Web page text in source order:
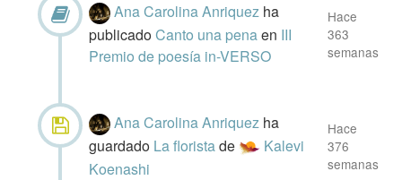
Ana Carolina Anriquez ha
publicadoCanto una penaen III
Premio de poesía in-VERSO
Hace
363
semanas
Ana Carolina Anriquez ha
guardado La floristade
Kalevi
Koenashi
Hace
376
semanas